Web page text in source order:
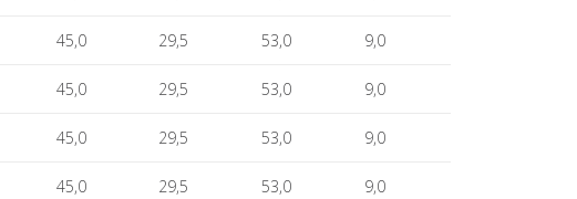
45,0 29,5 53,0 9,0
45,0 29,5 53,0 9,0
45,0 29,5 53,0 9,0
45,0 29,5 53,0 9,0